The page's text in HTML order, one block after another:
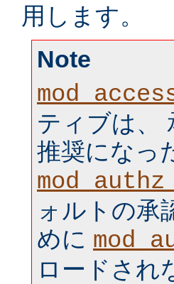
用します。
Note
ティブは、
推奨になっ
ォルトの承
めに
ロードされ